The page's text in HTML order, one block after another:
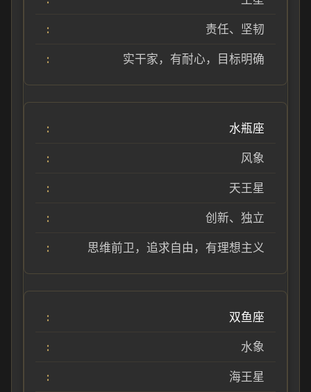
责任、坚韧
实干家，有耐心，目标明确
水瓶座
风象
天王星
创新、独立
思维前卫，追求自由，有理想主义
双鱼座
水象
海王星